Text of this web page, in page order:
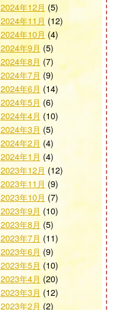
2024年12月 (5)
2024年11月 (12)
2024年10月 (4)
2024年9月 (5)
2024年8月 (7)
2024年7月 (9)
2024年6月 (14)
2024年5月 (6)
2024年4月 (10)
2024年3月 (5)
2024年2月 (4)
2024年1月 (4)
2023年12月 (12)
2023年11月 (9)
2023年10月 (7)
2023年9月 (10)
2023年8月 (5)
2023年7月 (11)
2023年6月 (9)
2023年5月 (10)
2023年4月 (20)
2023年3月 (12)
2023年2月 (2)